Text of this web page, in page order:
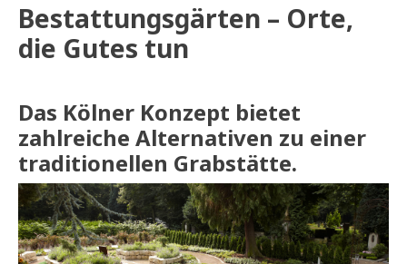
Bestattungsgärten – Orte,
die Gutes tun
Das Kölner Konzept bietet
zahlreiche Alternativen zu einer
traditionellen Grabstätte.